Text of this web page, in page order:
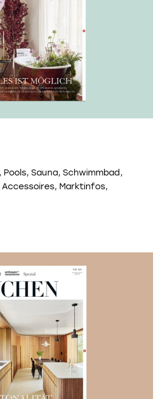
Sauna, Schwimmbad,
Marktinfos,